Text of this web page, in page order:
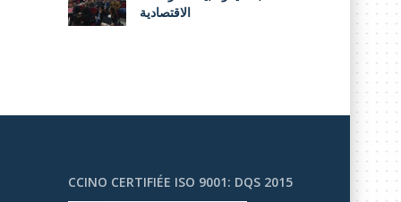
الاقتصادية
CCINO CERTIFIÉE ISO 9001: DQS 2015